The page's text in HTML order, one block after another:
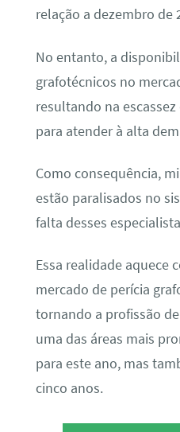
relação a dezembro de
No entanto, a
grafotécnicos no
resultando na
para atender à alta
Como consequência,
estão paralisados no
falta desses
Essa realidade aquece
mercado de perícia
tornando a profissão
uma das áreas mais
para este ano, mas
cinco anos.